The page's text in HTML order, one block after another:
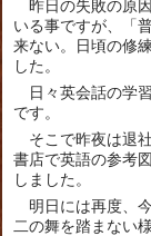
昨日の失敗の原
いる事ですが、「
来ない。日頃の修
した。
日々英会話の学
です。
そこで昨夜は退
書店で英語の参考
しました。
明日には再度、
二の舞を踏まない